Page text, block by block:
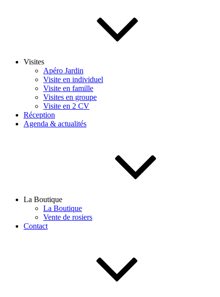
Visites
Apéro Jardin
Visite en individuel
Visite en famille
Visites en groupe
Visite en 2 CV
Réception
Agenda & actualités
La Boutique
La Boutique
Vente de rosiers
Contact